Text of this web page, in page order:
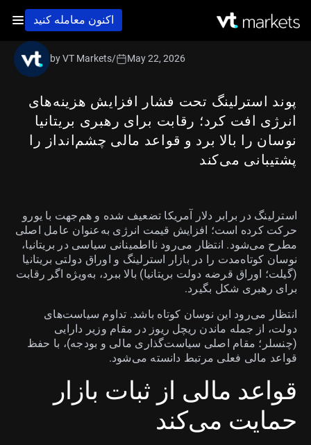
اکنون معامله کنید
پوند استرلینگ تحت فشار افزایش هزینه‌های
انرژی افت کرد؛ رقابت برای رهبری بریتانیا
نوسان را بالا برد و قواعد مالی چشم‌انداز را
پشتیبانی می‌کند
by VT Markets/ May 22, 2026
استرلینگ در برابر دلار آمریکا تضعیف شده و هم‌جهت با یورو
حرکت کرده است؛ افزایش قیمت انرژی به‌عنوان عامل اصلی
مطرح می‌شود. انتظار می‌رود نااطمینانی سیاسی در بریتانیا،
نوسان کوتاه‌مدت را در بازار استرلینگ و اوراق دولتی بریتانیا
(گیلت؛ اوراق قرضه دولت بریتانیا) بالا ببرد، به‌ویژه اگر رقابت
برای رهبری شکل بگیرد.
انتظار می‌رود این نوسان کوتاه باشد. تداوم سیاست‌های
دولت، از جمله ماندن ریچل ریوز در مقام وزیر دارایی
(چنسلر؛ مقام اصلی سیاست‌گذاری مالی و بودجه)، با حفظ
قواعد مالی فعلی مرتبط دانسته می‌شود.
قواعد مالی از ثبات بازار
حمایت می‌کند